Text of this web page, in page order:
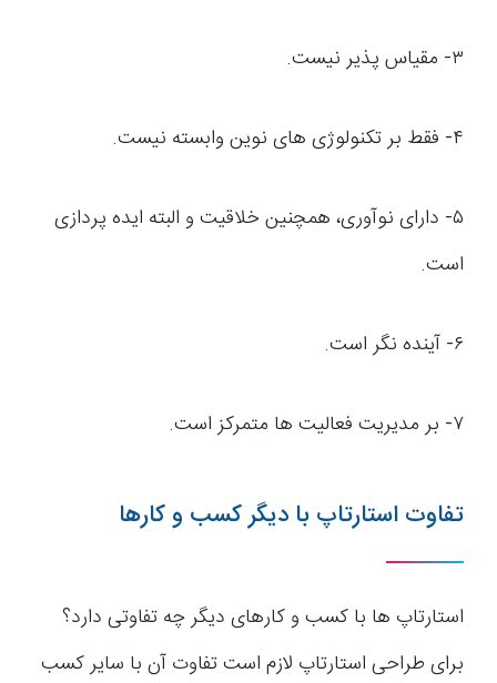
۳- مقیاس پذیر نیست.
۴- فقط بر تکنولوژی های نوین وابسته نیست.
۵- دارای نوآوری، همچنین خلاقیت و البته ایده پردازی
است.
۶- آینده نگر است.
۷- بر مدیریت فعالیت ها متمرکز است.
تفاوت استارتاپ با دیگر کسب و کارها
استارتاپ ها با کسب و کارهای دیگر چه تفاوتی دارد؟
برای طراحی استارتاپ لازم است تفاوت آن با سایر کسب